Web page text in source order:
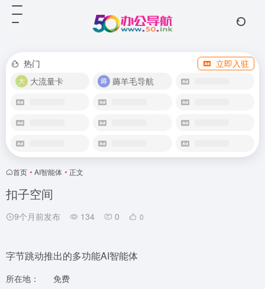
热门
立即入驻
大流量卡
薅羊毛导航
首页 • AI智能体 • 正文
扣子空间
9个月前发布 134 0 0
字节跳动推出的多功能AI智能体
所在地：
免费